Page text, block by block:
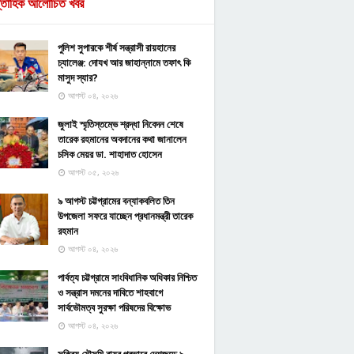
পুলিশ সুপারকে শীর্ষ সন্ত্রাসী রায়হানের
চ্যালেঞ্জ: দোযখ আর জাহান্নামে তফাৎ কি
মাসুদ স্যার?
আগস্ট ০৪, ২০২৬
জুলাই স্মৃতিস্তম্ভে শ্রদ্ধা নিবেদন শেষে
তারেক রহমানের অবদানের কথা জানালেন
চসিক মেয়র ডা. শাহাদাত হোসেন
আগস্ট ০৫, ২০২৬
৯ আগস্ট চট্টগ্রামের বন্যাকবলিত তিন
উপজেলা সফরে যাচ্ছেন প্রধানমন্ত্রী তারেক
রহমান
আগস্ট ০৪, ২০২৬
পার্বত্য চট্টগ্রামে সাংবিধানিক অধিকার নিশ্চিত
ও সন্ত্রাস দমনের দাবিতে শাহবাগে
সার্বভৌমত্ব সুরক্ষা পরিষদের বিক্ষোভ
আগস্ট ০৪, ২০২৬